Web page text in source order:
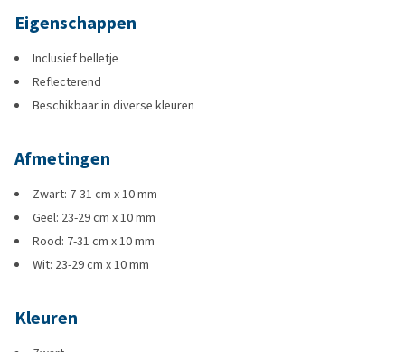
Eigenschappen
Inclusief belletje
Reflecterend
Beschikbaar in diverse kleuren
Afmetingen
Zwart: 7-31 cm x 10 mm
Geel: 23-29 cm x 10 mm
Rood: 7-31 cm x 10 mm
Wit: 23-29 cm x 10 mm
Kleuren